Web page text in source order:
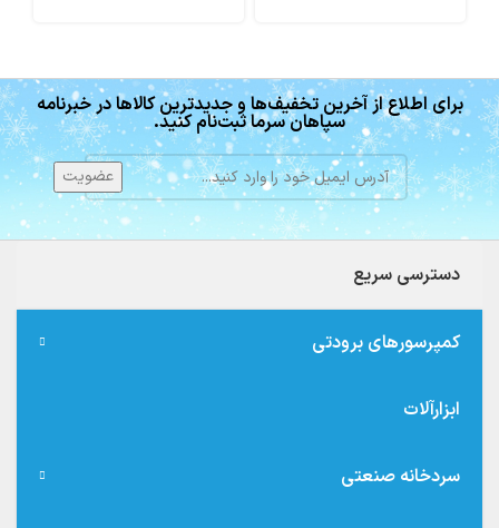
برای اطلاع از آخرین تخفیف‌ها و جدیدترین کالاها در خبرنامه
سپاهان سرما ثبت‌نام کنید.
دسترسی سریع
کمپرسورهای برودتی
ابزارآلات
سردخانه صنعتی